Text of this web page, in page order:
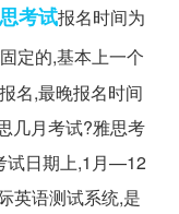
考试报名时间为
定的,基本上一个
名,最晚报名时间
几月考试?雅思考
试日期上,1月—12
英语测试系统,是